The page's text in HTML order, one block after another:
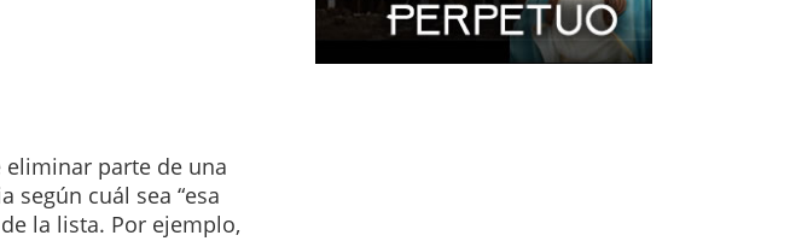
eliminar parte de una
según cuál sea “esa
la lista. Por ejemplo,